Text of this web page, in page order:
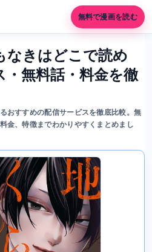
無料で漫画を読む
なきはどこで読め
・無料話・料金を徹
おすすめの配信サービスを徹底比較。無
金、特徴までわかりやすくまとめまし